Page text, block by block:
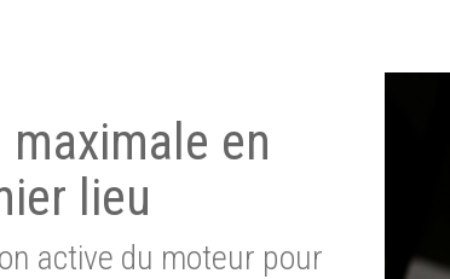
en
lieu
active du moteur pour